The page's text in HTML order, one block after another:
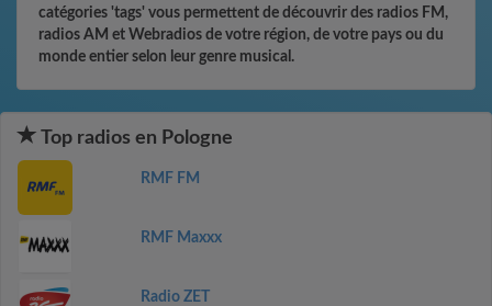
catégories 'tags' vous permettent de découvrir des radios FM,
radios AM et Webradios de votre région, de votre pays ou du
monde entier selon leur genre musical.
Top radios en Pologne
RMF FM
RMF Maxxx
Radio ZET